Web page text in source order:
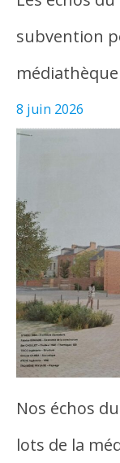
subvention
médiathèque
8 juin 2026
Nos échos
lots de la